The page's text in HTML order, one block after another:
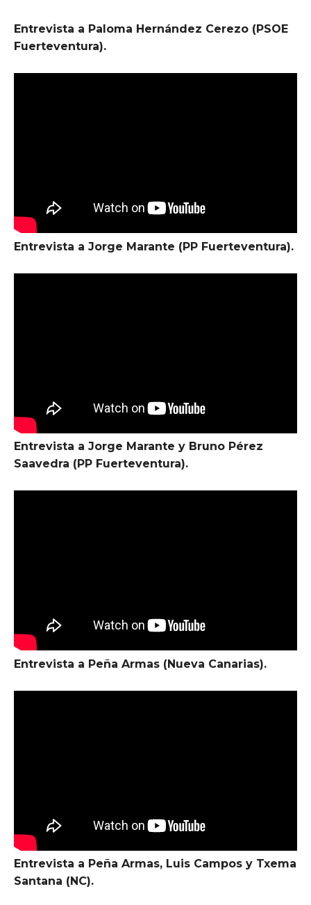
Entrevista a Paloma Hernández Cerezo (PSOE
Fuerteventura).
Entrevista a Jorge Marante (PP Fuerteventura).
Entrevista a Jorge Marante y Bruno Pérez
Saavedra (PP Fuerteventura).
Entrevista a Peña Armas (Nueva Canarias).
Entrevista a Peña Armas, Luis Campos y Txema
Santana (NC).